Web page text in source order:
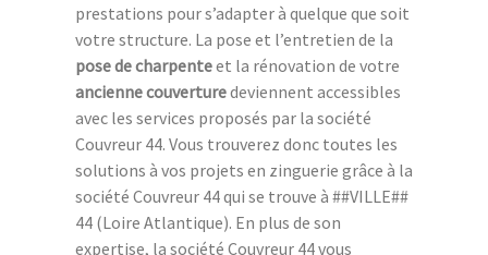
prestations pour s’adapter à quelque que soit
votre structure. La pose et l’entretien de la
pose de charpenteet la rénovation de votre
ancienne couverturedeviennent accessibles
avec les services proposés par la société
Couvreur 44. Vous trouverez donc toutes les
solutions à vos projets en zinguerie grâce à la
société Couvreur 44 qui se trouve à ##VILLE##
44 (Loire Atlantique). En plus de son
expertise, la société Couvreur 44 vous